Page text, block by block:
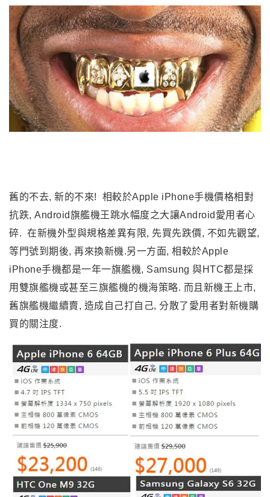
炫耀的人而言, 付出同樣的價格, 似乎買iPhone6 Plus比較
潮.
舊的不去, 新的不來! 相較於Apple iPhone手機價格相對
抗跌, Android旗艦機王跳水幅度之大讓Android愛用者心
碎. 在新機外型與規格差異有限, 先買先跌價, 不如先觀望,
等門號到期後, 再來換新機.另一方面,相較於Apple
iPhone手機都是一年一旗艦機, Samsung 與HTC都是採
用雙旗艦機或甚至三旗艦機的機海策略. 而且新機王上市,
舊旗艦機繼續賣, 造成自己打自己, 分散了愛用者對新機購
買的關注度.